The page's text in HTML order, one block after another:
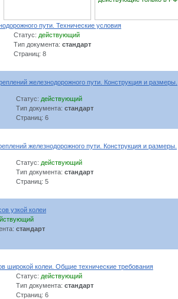
пути. Технические условия
Статус: действующий
Тип документа: стандарт
Страниц: 8
железнодорожного пути. Конструкция и размеры.
Статус: действующий
Тип документа: стандарт
Страниц: 6
железнодорожного пути. Конструкция и размеры.
Статус: действующий
Тип документа: стандарт
Страниц: 5
узкой колеи
стандарт
широкой колеи. Общие технические требования
Статус: действующий
Тип документа: стандарт
Страниц: 6